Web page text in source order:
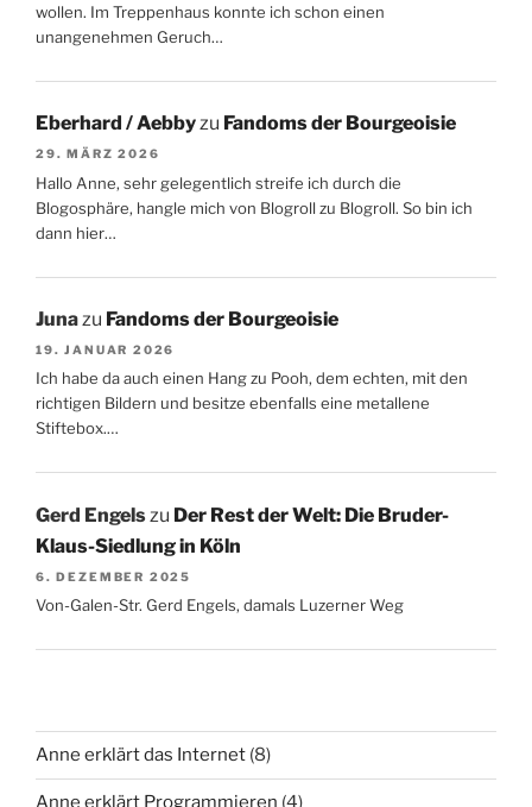
wollen. Im Treppenhaus konnte ich schon einen
unangenehmen Geruch…
Eberhard / Aebbyzu Fandoms der Bourgeoisie
29. MÄRZ 2026
Hallo Anne, sehr gelegentlich streife ich durch die
Blogosphäre, hangle mich von Blogroll zu Blogroll. So bin ich
dann hier…
Junazu Fandoms der Bourgeoisie
19. JANUAR 2026
Ich habe da auch einen Hang zu Pooh, dem echten, mit den
richtigen Bildern und besitze ebenfalls eine metallene
Stiftebox.…
Gerd Engels zu Der Rest der Welt: Die Bruder-
Klaus-Siedlung in Köln
6. DEZEMBER 2025
Von-Galen-Str. Gerd Engels, damals Luzerner Weg
Anne erklärt das Internet (8)
Anne erklärt Programmieren (4)